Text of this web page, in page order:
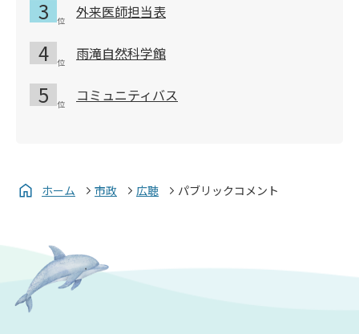
外来医師担当表
雨滝自然科学館
コミュニティバス
ホーム 市政 広聴 パブリックコメント